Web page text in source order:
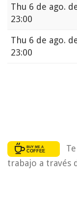
Thu 6 de ago.
23:00
Thu 6 de ago.
23:00
trabajo a través